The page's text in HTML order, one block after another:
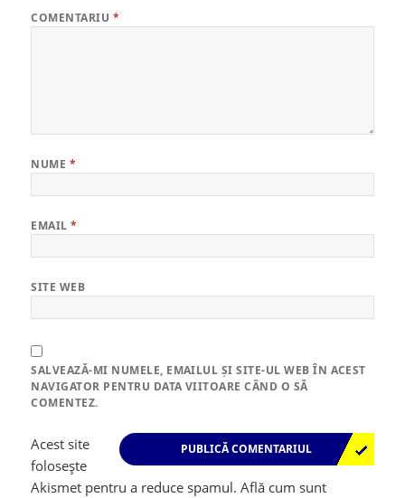
COMENTARIU *
NUME *
EMAIL*
SITE WEB
SALVEAZĂ-MI NUMELE, EMAILUL ȘI SITE-UL WEB ÎN ACEST
NAVIGATOR PENTRU DATA VIITOARE CÂND O SĂ
COMENTEZ.
Acest site
folosește
Akismet pentru a reduce spamul.Află cum sunt